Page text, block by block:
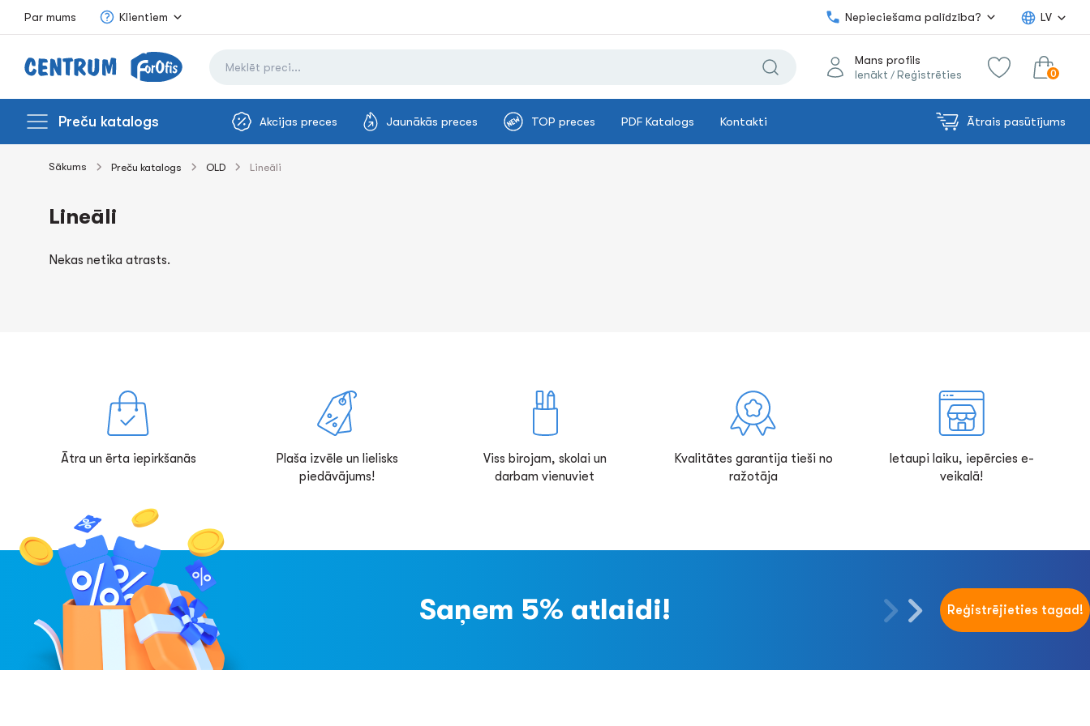
Par mums Klientiem Nepieciešama palīdzība? LV
Mans profils
Ienākt / Reģistrēties 0
Preču katalogs Akcijas preces Jaunākās preces TOP preces PDF Katalogs Kontakti Ātrais pasūtījums
Sākums Preču katalogs OLD Lineāli
Lineāli
Nekas netika atrasts.
Ātra un ērta iepirkšanās
Plaša izvēle un lielisks
piedāvājums!
Viss birojam, skolai un
darbam vienuviet
Kvalitātes garantija tieši no
ražotāja
Ietaupi laiku, iepērcies e-
veikalā!
Saņem 5% atlaidi! Reģistrējieties tagad!